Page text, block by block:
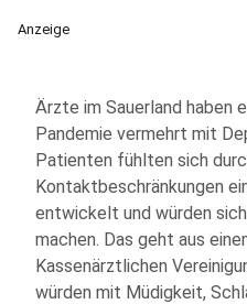
Anzeige
Ärzte im Sauerland haben
Pandemie vermehrt mit
Patienten fühlten sich
Kontaktbeschränkungen
entwickelt und würden
machen. Das geht aus
Kassenärztlichen
würden mit Müdigkeit,